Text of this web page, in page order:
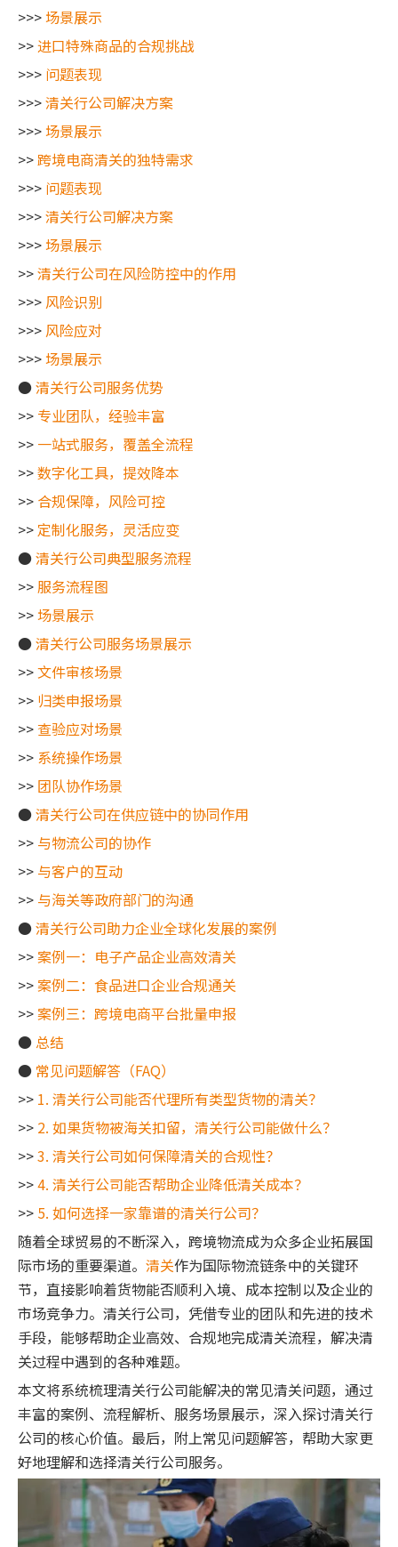
>>>场景展示
>>进口特殊商品的合规挑战
>>> 问题表现
>>>清关行公司解决方案
>>>场景展示
>>跨境电商清关的独特需求
>>> 问题表现
>>>清关行公司解决方案
>>>场景展示
>>清关行公司在风险防控中的作用
>>> 风险识别
>>> 风险应对
>>>场景展示
●清关行公司服务优势
>> 专业团队，经验丰富
>> 一站式服务，覆盖全流程
>>数字化工具，提效降本
>> 合规保障，风险可控
>> 定制化服务，灵活应变
●清关行公司典型服务流程
>>服务流程图
>>场景展示
●清关行公司服务场景展示
>>文件审核场景
>> 归类申报场景
>>查验应对场景
>> 系统操作场景
>> 团队协作场景
●清关行公司在供应链中的协同作用
>> 与物流公司的协作
>> 与客户的互动
>> 与海关等政府部门的沟通
●清关行公司助力企业全球化发展的案例
>>案例一：电子产品企业高效清关
>>案例二：食品进口企业合规通关
>>案例三：跨境电商平台批量申报
● 总结
● 常见问题解答（FAQ）
>> 1. 清关行公司能否代理所有类型货物的清关？
>> 2. 如果货物被海关扣留，清关行公司能做什么？
>>3. 清关行公司如何保障清关的合规性？
>>4. 清关行公司能否帮助企业降低清关成本？
>> 5. 如何选择一家靠谱的清关行公司？
随着全球贸易的不断深入，跨境物流成为众多企业拓展国
际市场的重要渠道。 清关作为国际物流链条中的关键环
节，直接影响着货物能否顺利入境、成本控制以及企业的
市场竞争力。清关行公司，凭借专业的团队和先进的技术
手段，能够帮助企业高效、合规地完成清关流程，解决清
关过程中遇到的各种难题。
本文将系统梳理清关行公司能解决的常见清关问题，通过
丰富的案例、流程解析、服务场景展示，深入探讨清关行
公司的核心价值。最后，附上常见问题解答，帮助大家更
好地理解和选择清关行公司服务。